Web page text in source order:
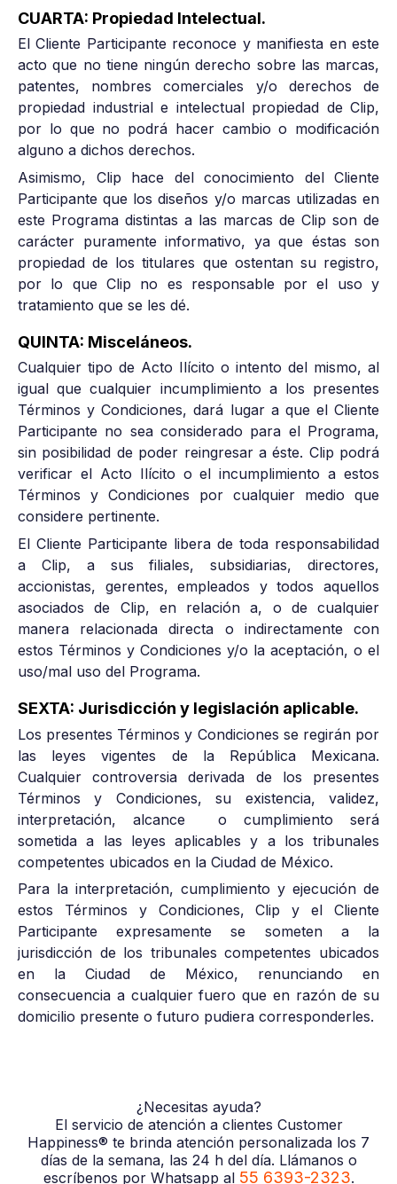
CUARTA: Propiedad Intelectual.
El Cliente Participante reconoce y manifiesta en este
acto que no tiene ningún derecho sobre las marcas,
patentes, nombres comerciales y/o derechos de
propiedad industrial e intelectual propiedad de Clip,
por lo que no podrá hacer cambio o modificación
alguno a dichos derechos.
Asimismo, Clip hace del conocimiento del Cliente
Participante que los diseños y/o marcas utilizadas en
este Programa distintas a las marcas de Clip son de
carácter puramente informativo, ya que éstas son
propiedad de los titulares que ostentan su registro,
por lo que Clip no es responsable por el uso y
tratamiento que se les dé.
QUINTA: Misceláneos.
Cualquier tipo de Acto Ilícito o intento del mismo, al
igual que cualquier incumplimiento a los presentes
Términos y Condiciones, dará lugar a que el Cliente
Participante no sea considerado para el Programa,
sin posibilidad de poder reingresar a éste. Clip podrá
verificar el Acto Ilícito o el incumplimiento a estos
Términos y Condiciones por cualquier medio que
considere pertinente.
El Cliente Participante libera de toda responsabilidad
a Clip, a sus filiales, subsidiarias, directores,
accionistas, gerentes, empleados y todos aquellos
asociados de Clip, en relación a, o de cualquier
manera relacionada directa o indirectamente con
estos Términos y Condiciones y/o la aceptación, o el
uso/mal uso del Programa.
SEXTA: Jurisdicción y legislación aplicable.
Los presentes Términos y Condiciones se regirán por
las leyes vigentes de la República Mexicana.
Cualquier controversia derivada de los presentes
Términos y Condiciones, su existencia, validez,
interpretación, alcance o cumplimiento será
sometida a las leyes aplicables y a los tribunales
competentes ubicados en la Ciudad de México.
Para la interpretación, cumplimiento y ejecución de
estos Términos y Condiciones, Clip y el Cliente
Participante expresamente se someten a la
jurisdicción de los tribunales competentes ubicados
en la Ciudad de México, renunciando en
consecuencia a cualquier fuero que en razón de su
domicilio presente o futuro pudiera corresponderles.
¿Necesitas ayuda?
El servicio de atención a clientes Customer
Happiness® te brinda atención personalizada los 7
días de la semana, las 24 h del día. Llámanos o
escríbenos por Whatsapp al 55 6393-2323.